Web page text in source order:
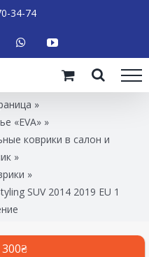
34-74
»
«EVA» »
коврики в салон и
»
»
SUV 2014 2019 EU 1